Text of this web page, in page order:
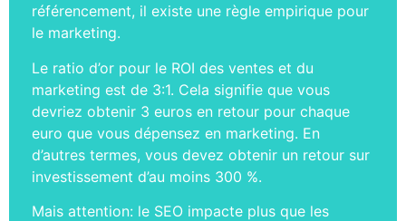
référencement, il existe une règle empirique pour
le marketing.
Le ratio d’or pour le ROI des ventes et du
marketing est de 3:1. Cela signifie que vous
devriez obtenir 3 euros en retour pour chaque
euro que vous dépensez en marketing. En
d’autres termes, vous devez obtenir un retour sur
investissement d’au moins 300 %.
Mais attention: le SEO impacte plus que les